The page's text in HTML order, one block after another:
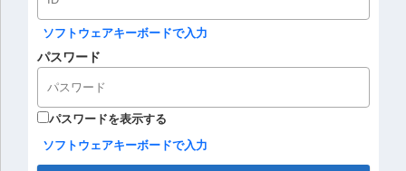
ソフトウェアキーボードで入力
パスワード
パスワードを表示する
ソフトウェアキーボードで入力